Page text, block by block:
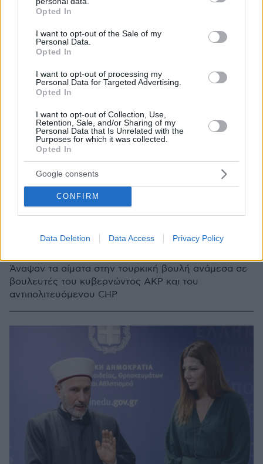
grant or deny consent to Google and its third-party tags to
use your data for below specified purposes in below Google
consent section.
Opted In
I want to opt-out of the Sale of my
Personal Data.
Opted In
I want to opt-out of processing my
Personal Data for Targeted Advertising.
Opted In
I want to opt-out of Collection, Use,
Retention, Sale, and/or Sharing of my
Personal Data that Is Unrelated with the
Purposes for which it was collected.
Opted In
Google consents
CONFIRM
Data Deletion Data Access Privacy Policy
βουλή κατά την ορκωμοσία των νέων υπουργών
Άναψαν τα αίματα στην τουρκική βουλή ανάμεσα σε
βουλευτές του κυβερνώντος AKP και του
αντιπολιτευόμενου CHP
11.02.2026, 15:49 123